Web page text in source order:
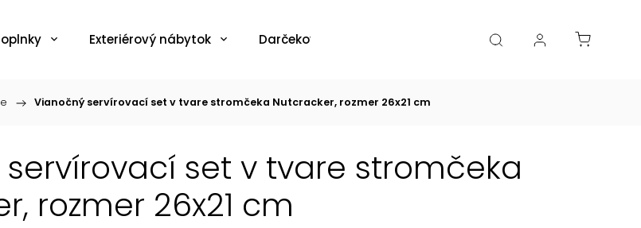
Exteriérový nábytok Darčekové poukazy Katalógy Blogy
/ Vianočný servírovací set v tvare stromčeka Nutcracker, rozmer 26x21 cm
set v tvare stromčeka
rozmer 26x21 cm